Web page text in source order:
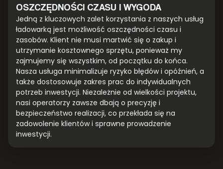
OSZCZĘDNOŚCI CZASU I WYGODA
Jedną z kluczowych zalet korzystania z naszych usług
ładowarką jest możliwość oszczędności czasu i
zasobów. Klient nie musi martwić się o zakup i
utrzymanie kosztownego sprzętu, ponieważ my
zajmujemy się wszystkim, od początku do końca.
Nasza usługa minimalizuje ryzyko błędów i opóźnień, a
także dostosowuje zakres prac do indywidualnych
potrzeb inwestycji. Niezależnie od wielkości projektu,
nasi operatorzy zawsze dbają o precyzję i
bezpieczeństwo realizacji, co przekłada się na
zadowolenie klientów i sprawne prowadzenie
inwestycji.